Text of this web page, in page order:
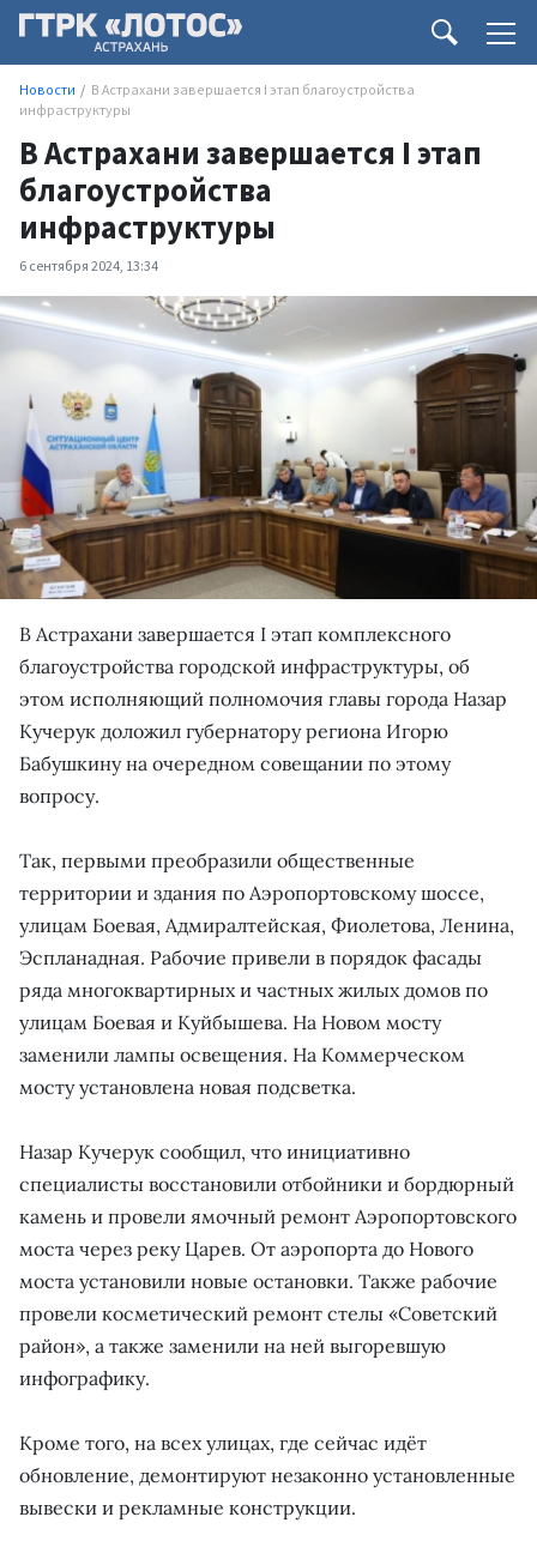
Новости
В Астрахани завершается I этап благоустройства
инфраструктуры
В Астрахани завершается I этап
благоустройства
инфраструктуры
6 сентября 2024, 13:34
В Астрахани завершается I этап комплексного
благоустройства городской инфраструктуры, об
этом исполняющий полномочия главы города Назар
Кучерук доложил губернатору региона Игорю
Бабушкину на очередном совещании по этому
вопросу.
Так, первыми преобразили общественные
территории и здания по Аэропортовскому шоссе,
улицам Боевая, Адмиралтейская, Фиолетова, Ленина,
Эспланадная. Рабочие привели в порядок фасады
ряда многоквартирных и частных жилых домов по
улицам Боевая и Куйбышева. На Новом мосту
заменили лампы освещения. На Коммерческом
мосту установлена новая подсветка.
Назар Кучерук сообщил, что инициативно
специалисты восстановили отбойники и бордюрный
камень и провели ямочный ремонт Аэропортовского
моста через реку Царев. От аэропорта до Нового
моста установили новые остановки. Также рабочие
провели косметический ремонт стелы «Советский
район», а также заменили на ней выгоревшую
инфографику.
Кроме того, на всех улицах, где сейчас идёт
обновление, демонтируют незаконно установленные
вывески и рекламные конструкции.